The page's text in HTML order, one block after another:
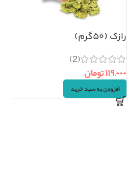
رازک (۵۰گرم)
(2)
۱۱۹,۰۰۰تومان
افزودن به سبد خرید